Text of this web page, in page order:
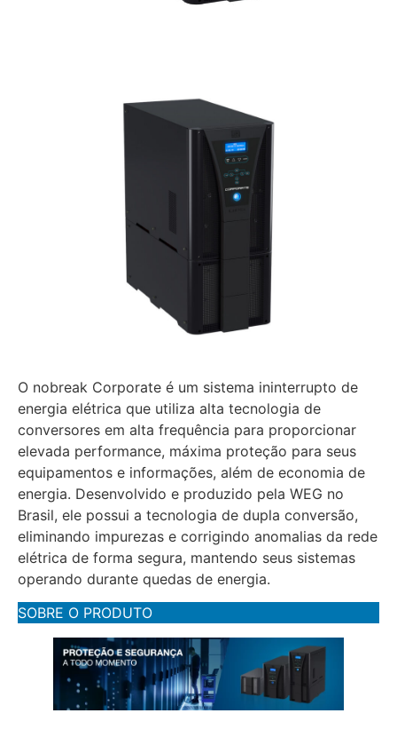
O nobreak Corporate é um sistema ininterrupto de
energia elétrica que utiliza alta tecnologia de
conversores em alta frequência para proporcionar
elevada performance, máxima proteção para seus
equipamentos e informações, além de economia de
energia. Desenvolvido e produzido pela WEG no
Brasil, ele possui a tecnologia de dupla conversão,
eliminando impurezas e corrigindo anomalias da rede
elétrica de forma segura, mantendo seus sistemas
operando durante quedas de energia.
SOBRE O PRODUTO